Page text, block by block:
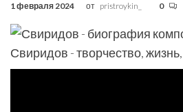
1 февраля 2024 от pristroykin_ 0